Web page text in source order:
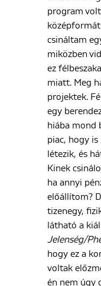
program
csináltam
miközben
ez
miatt. Meg
projektek.
egy
hiába mond
piac, hogy
létezik, és
Kinek
ha annyi
előállítom?
tizenegy,
látható a
Jelenség/
hogy ez a
voltak
én nem úgy